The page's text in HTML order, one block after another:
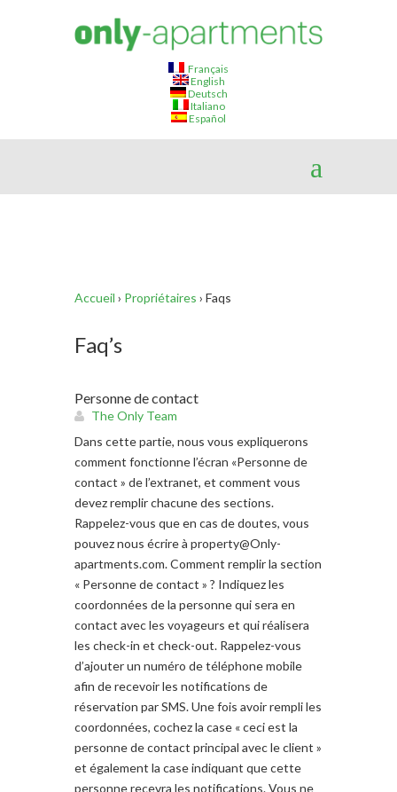
Français
English
Deutsch
Italiano
Español
Accueil › Propriétaires › Faqs
Faq’s
Personne de contact
The Only Team
Dans cette partie, nous vous expliquerons
comment fonctionne l’écran «Personne de
contact » de l’extranet, et comment vous
devez remplir chacune des sections.
Rappelez-vous que en cas de doutes, vous
pouvez nous écrire à property@Only-
apartments.com. Comment remplir la section
« Personne de contact » ? Indiquez les
coordonnées de la personne qui sera en
contact avec les voyageurs et qui réalisera
les check-in et check-out. Rappelez-vous
d’ajouter un numéro de téléphone mobile
afin de recevoir les notifications de
réservation par SMS. Une fois avoir rempli les
coordonnées, cochez la case « ceci est la
personne de contact principal avec le client »
et également la case indiquant que cette
personne recevra les notifications. Vous ne